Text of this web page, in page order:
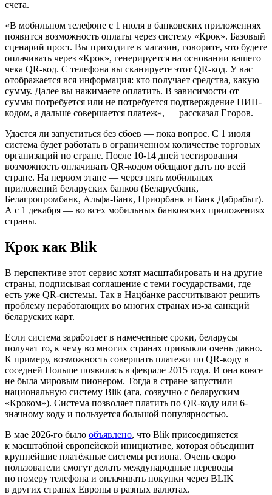
счета.
«В мобильном телефоне с 1 июля в банковских приложениях
появится возможность оплаты через систему «Крок». Базовый
сценарий прост. Вы приходите в магазин, говорите, что будете
оплачивать через «Крок», генерируется на основании вашего
чека QR-код. С телефона вы сканируете этот QR-код. У вас
отображается вся информация: кто получает средства, какую
сумму. Далее вы нажимаете оплатить. В зависимости от
суммы потребуется или не потребуется подтверждение ПИН-
кодом, а дальше совершается платеж», — рассказал Егоров.
Удастся ли запуститься без сбоев — пока вопрос. С 1 июля
система будет работать в ограниченном количестве торговых
организаций по стране. После 10-14 дней тестирования
возможность оплачивать QR-кодом обещают дать по всей
стране. На первом этапе — через пять мобильных
приложений беларуских банков (Беларусбанк,
Белагропромбанк, Альфа-Банк, Приорбанк и Банк Дабрабыт).
А с 1 декабря — во всех мобильных банковских приложениях
страны.
Крок как Blik
В перспективе этот сервис хотят масштабировать и на другие
страны, подписывая соглашение с теми государствами, где
есть уже QR-системы. Так в Нацбанке рассчитывают решить
проблему неработающих во многих странах из-за санкций
беларуских карт.
Если система заработает в намеченные сроки, беларусы
получат то, к чему во многих странах привыкли очень давно.
К примеру, возможность совершать платежи по QR-коду в
соседней Польше появилась в феврале 2015 года. И она вовсе
не была мировым пионером. Тогда в стране запустили
национальную систему Blik (ага, созвучно с беларуским
«Кроком»). Система позволяет платить по QR-коду или 6-
значному коду и пользуется большой популярностью.
В мае 2026-го было объявлено, что Blik присоединяется
к масштабной европейской инициативе, которая объединит
крупнейшие платёжные системы региона. Очень скоро
пользователи смогут делать международные переводы
по номеру телефона и оплачивать покупки через BLIK
в других странах Европы в разных валютах.